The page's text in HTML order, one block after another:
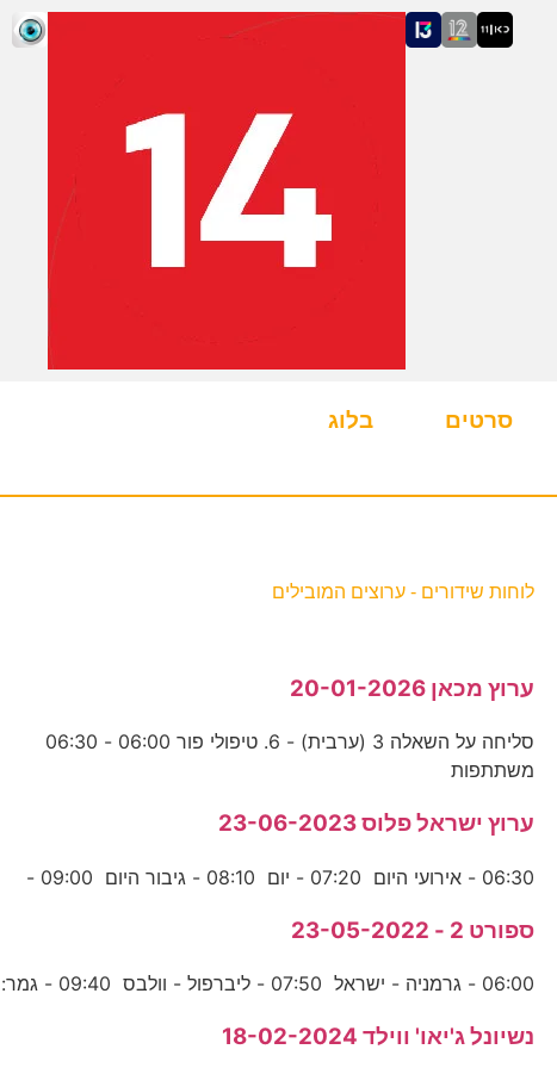
סרטים בלוג
לוחות שידורים - ערוצים המובילים
ערוץ מכאן 20-01-2026
סליחה על השאלה 3 (ערבית) - 6. טיפולי פור 06:00 - 06:30
משתתפות
ערוץ ישראל פלוס 23-06-2023
06:30 - אירועי היום 07:20 - יום 08:10 - גיבור היום 09:00 -
ספורט 2 - 23-05-2022
06:00 - גרמניה - ישראל 07:50 - ליברפול - וולבס 09:40 - גמר:
נשיונל ג'יאו' ווילד 18-02-2024